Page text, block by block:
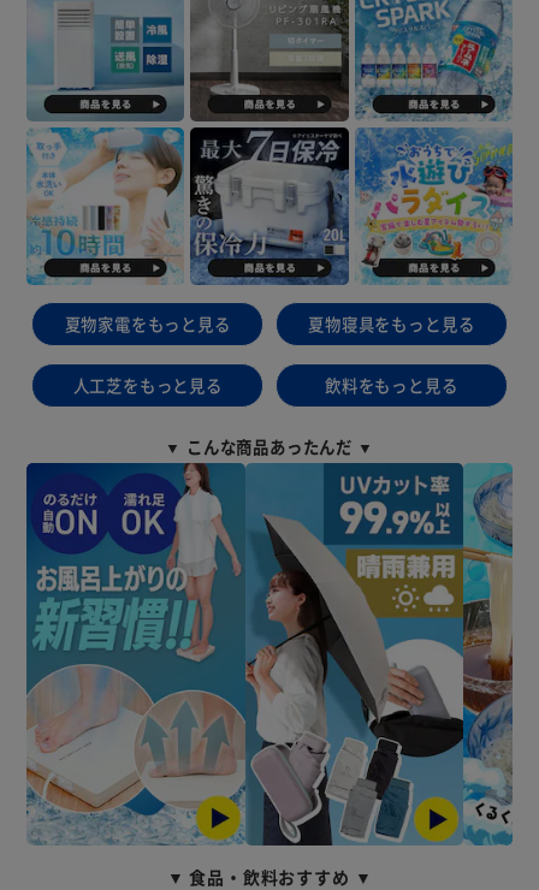
夏物家電をもっと見る 夏物寝具をもっと見る
人工芝をもっと見る 飲料をもっと見る
▼ こんな商品あったんだ ▼
▼ 食品・飲料おすすめ ▼